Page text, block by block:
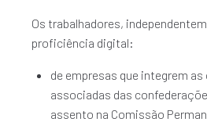
Os trabalhadores,
proficiência digital:
de empresas que integrem
associadas das
assento na Comissão